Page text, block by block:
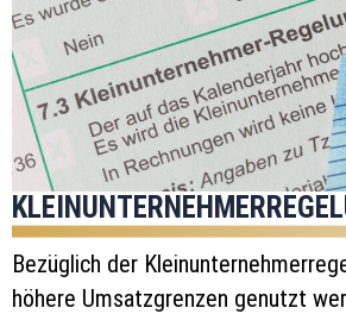
Bezüglich der
höhere Umsatzgrenzen genutzt